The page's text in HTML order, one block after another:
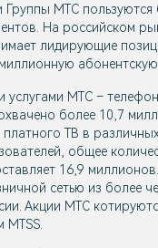
Группы МТС пользуются
На российском
лидирующие
абонентскую
услугами МТС –
более 10,7
платного ТВ в
общее
16,9
сетью из более
Акции МТС